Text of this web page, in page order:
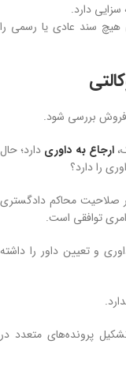
دارد.
هیچ سند عادی یا رسمی را
فروش بررسی شود.
ارجاع به داوری دارد؛ حال
را دارد؟
صلاحیت محاکم دادگستری
توافقی است.
و تعیین داور را داشته
پرونده‌های متعدد در